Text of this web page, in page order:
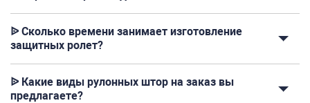
ᐉ Сколько времени занимает изготовление
защитных ролет?
ᐉ Какие виды рулонных штор на заказ вы
предлагаете?